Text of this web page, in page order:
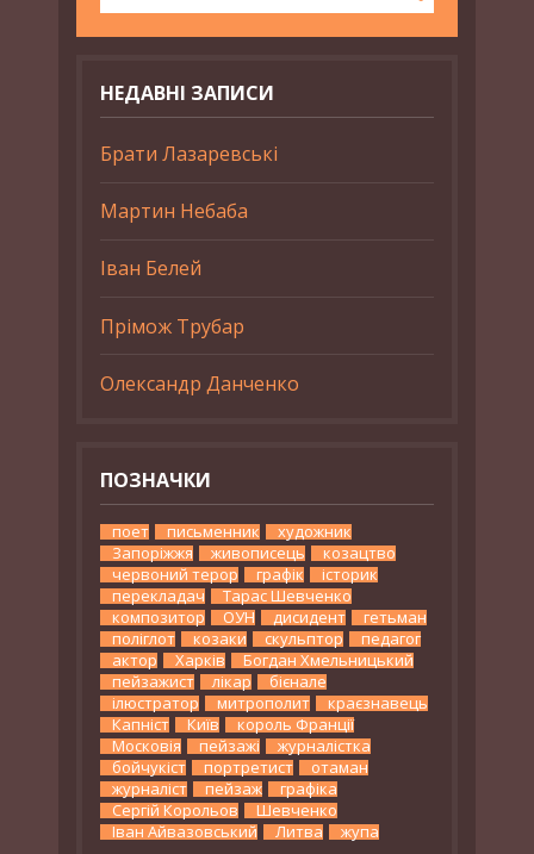
НЕДАВНІ ЗАПИСИ
Брати Лазаревські
Мартин Небаба
Іван Белей
Прімож Трубар
Олександр Данченко
ПОЗНАЧКИ
поет письменник
художник
Запоріжжя
живописець
козацтво
червоний терор
графік
історик
перекладач
Тарас Шевченко
композитор
ОУН дисидент
гетьман
поліглот
козаки скульптор
педагог
актор
Харків
Богдан Хмельницький
пейзажист
лікар
бієнале
ілюстратор
митрополит
краєзнавець
Капніст
Київ
король Франції
Московія
пейзажі
журналістка
бойчукіст
портретист
отаман
журналіст
пейзаж
графіка
Сергій Корольов
Шевченко
Іван Айвазовський
Литва жупа